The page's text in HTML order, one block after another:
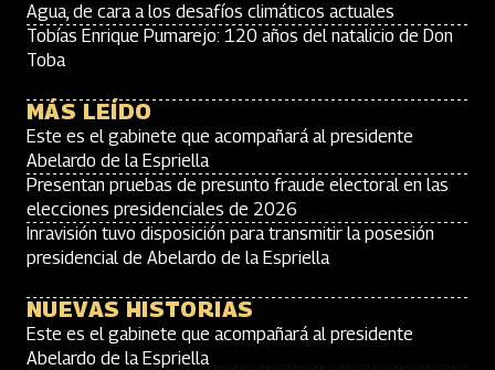
Agua, de cara a los desafíos climáticos actuales
Tobías Enrique Pumarejo: 120 años del natalicio de Don
Toba
MÁS LEÍDO
Este es el gabinete que acompañará al presidente
Abelardo de la Espriella
Presentan pruebas de presunto fraude electoral en las
elecciones presidenciales de 2026
Inravisión tuvo disposición para transmitir la posesión
presidencial de Abelardo de la Espriella
NUEVAS HISTORIAS
Este es el gabinete que acompañará al presidente
Abelardo de la Espriella